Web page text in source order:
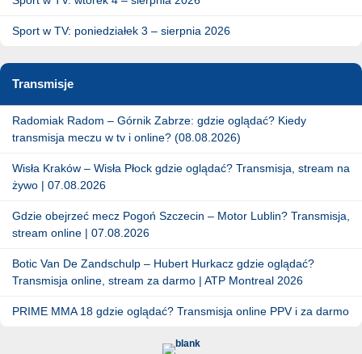
Sport w TV: poniedziałek 3 – sierpnia 2026
Transmisje
Radomiak Radom – Górnik Zabrze: gdzie oglądać? Kiedy
transmisja meczu w tv i online? (08.08.2026)
Wisła Kraków – Wisła Płock gdzie oglądać? Transmisja, stream na
żywo | 07.08.2026
Gdzie obejrzeć mecz Pogoń Szczecin – Motor Lublin? Transmisja,
stream online | 07.08.2026
Botic Van De Zandschulp – Hubert Hurkacz gdzie oglądać?
Transmisja online, stream za darmo | ATP Montreal 2026
PRIME MMA 18 gdzie oglądać? Transmisja online PPV i za darmo